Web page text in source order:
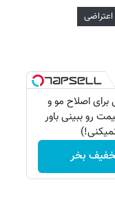
برای اصلاح مو و
رو ببینی باور
بخر